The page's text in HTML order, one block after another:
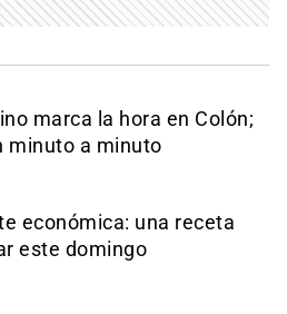
marca la hora en Colón;
minuto a minuto
económica: una receta
este domingo